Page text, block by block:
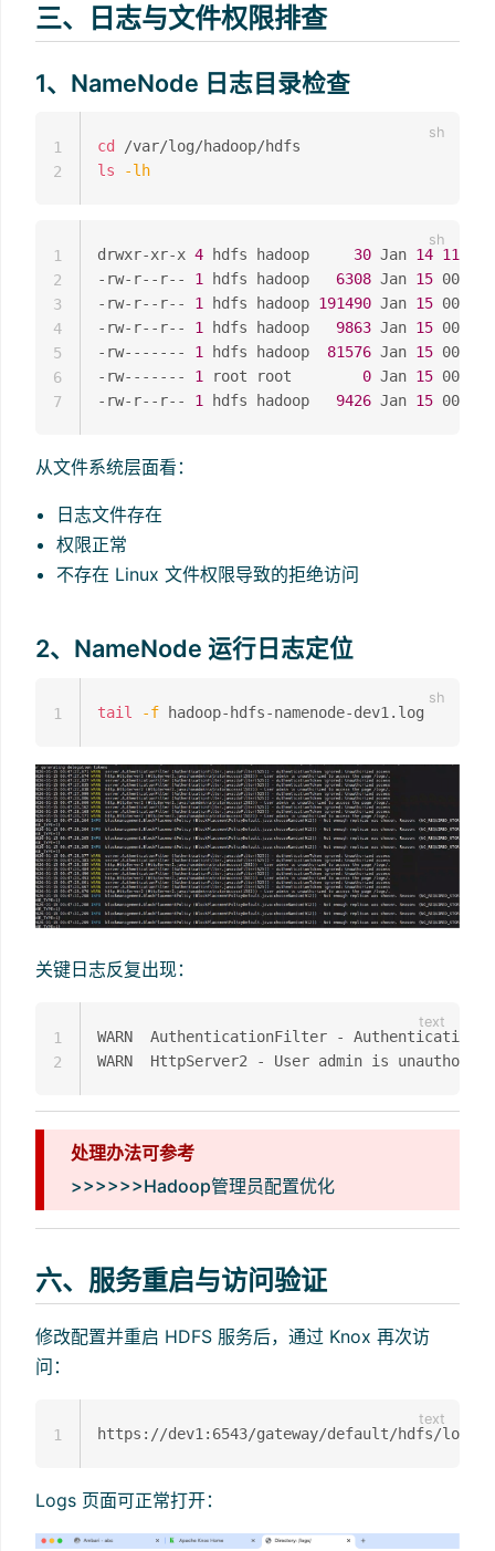
三、日志与文件权限排查
1、NameNode 日志目录检查
cd
ls
-lh
1
2
drwxr-xr-x 4 hdfs hadoop 30 Jan 14 11
-rw-r--r-- 1 hdfs hadoop 6308 Jan 15 00:47
-rw-r--r-- 1 hdfs hadoop 191490 Jan 15 00:48
-rw-r--r-- 1 hdfs hadoop 9863 Jan 15 00:47
-rw------- 1 hdfs hadoop 81576 Jan 15 00:48
-rw------- 1 root root 0 Jan 15 00:45
-rw-r--r-- 1 hdfs hadoop 9426 Jan 15
1
2
3
4
5
6
7
从文件系统层面看：
日志文件存在
权限正常
不存在 Linux 文件权限导致的拒绝访问
2、NameNode 运行日志定位
tail -f
1
关键日志反复出现：
WARN  AuthenticationFilter -
1
2
处理办法可参考
>>>>>>Hadoop管理员配置优化
六、服务重启与访问验证
修改配置并重启 HDFS 服务后，通过 Knox 再次访
问：
1
Logs 页面可正常打开：